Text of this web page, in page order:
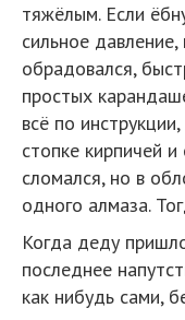
тяжёлым. Если
сильное
обрадовался,
простых
всё по
стопке кирпичей
сломался, но в
одного алмаза.
Когда деду
последнее
как нибудь сами,